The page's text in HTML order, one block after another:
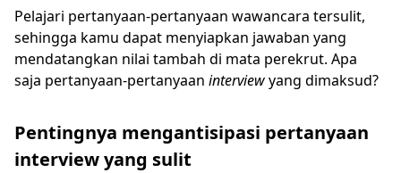
Pelajari pertanyaan-pertanyaan wawancara tersulit,
sehingga kamu dapat menyiapkan jawaban yang
mendatangkan nilai tambah di mata perekrut. Apa
saja pertanyaan-pertanyaan interviewyang dimaksud?
Pentingnya mengantisipasi pertanyaan
interview yang sulit